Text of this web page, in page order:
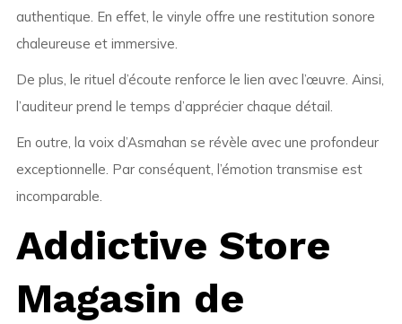
authentique. En effet, le vinyle offre une restitution sonore
chaleureuse et immersive.
De plus, le rituel d’écoute renforce le lien avec l’œuvre. Ainsi,
l’auditeur prend le temps d’apprécier chaque détail.
En outre, la voix d’Asmahan se révèle avec une profondeur
exceptionnelle. Par conséquent, l’émotion transmise est
incomparable.
Addictive Store
Magasin de